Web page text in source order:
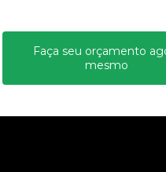
Faça seu orçamento
mesmo